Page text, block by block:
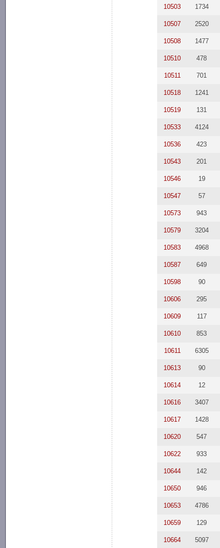
10503 1734
10507 2520
10508 1477
10510 478
10511 701
10518 1241
10519 131
10533 4124
10536 423
10543 201
10546 19
10547 57
10573 943
10579 3204
10583 4968
10587 649
10598 90
10606 295
10609 117
10610 853
10611 6305
10613 90
10614 12
10616 3407
10617 1428
10620 547
10622 933
10644 142
10650 946
10653 4786
10659 129
10664 5097